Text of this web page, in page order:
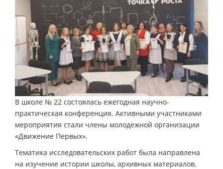
В школе № 22 состоялась ежегодная научно-
практическая конференция. Активными участниками
мероприятия стали члены молодежной организации
«Движение Первых».
Тематика исследовательских работ была направлена
на изучение истории школы, архивных материалов,